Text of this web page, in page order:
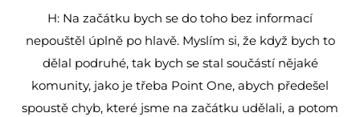
H: Na začátku bych se do toho bez informací
nepouštěl úplně po hlavě. Myslím si, že když bych to
dělal podruhé, tak bych se stal součástí nějaké
komunity, jako je třeba Point One, abych předešel
spoustě chyb, které jsme na začátku udělali, a potom